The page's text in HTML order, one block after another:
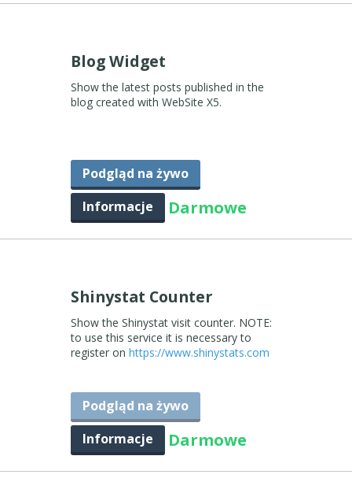
Blog Widget
Show the latest posts published in the
blog created with WebSite X5.
Podgląd na żywo
Informacje
Darmowe
Shinystat Counter
Show the Shinystat visit counter. NOTE:
to use this service it is necessary to
register on https://www.shinystats.com
Podgląd na żywo
Informacje
Darmowe